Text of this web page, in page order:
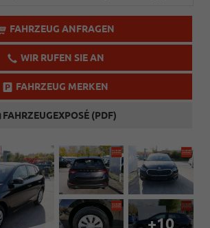
FAHRZEUG ANFRAGEN
WIR RUFEN SIE AN
FAHRZEUG MERKEN
FAHRZEUGEXPOSÉ (PDF)
+10